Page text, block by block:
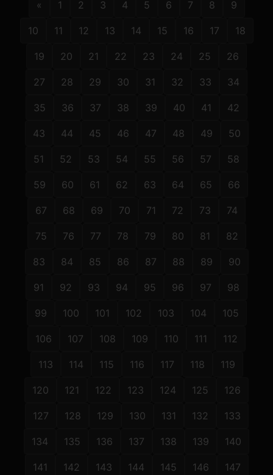
« 1 2 3 4 5 6 7 8 9
10 11 12 13 14 15 16 17 18
19 20 21 22 23 24 25 26
27 28 29 30 31 32 33 34
35 36 37 38 39 40 41 42
43 44 45 46 47 48 49 50
51 52 53 54 55 56 57 58
59 60 61 62 63 64 65 66
67 68 69 70 71 72 73 74
75 76 77 78 79 80 81 82
83 84 85 86 87 88 89 90
91 92 93 94 95 96 97 98
99 100 101 102 103 104 105
106 107 108 109 110 111 112
113 114 115 116 117 118 119
120 121 122 123 124 125 126
127 128 129 130 131 132 133
134 135 136 137 138 139 140
141 142 143 144 145 146 147